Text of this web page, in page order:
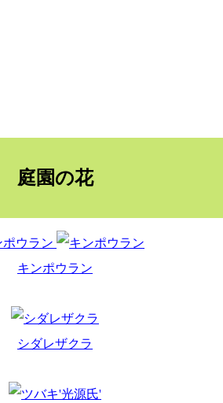
庭園の花
キンポウラン
シダレザクラ